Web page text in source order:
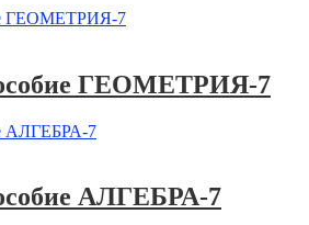
ГЕОМЕТРИЯ-7
АЛГЕБРА-7